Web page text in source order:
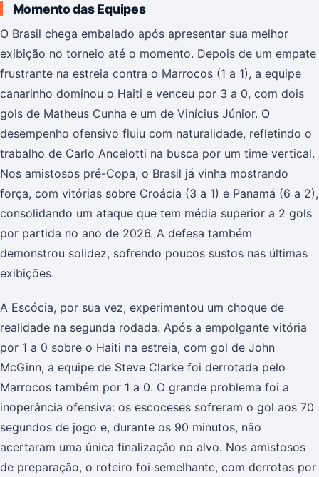
Momento das Equipes
O Brasil chega embalado após apresentar sua melhor
exibição no torneio até o momento. Depois de um empate
frustrante na estreia contra o Marrocos (1 a 1), a equipe
canarinho dominou o Haiti e venceu por 3 a 0, com dois
gols de Matheus Cunha e um de Vinícius Júnior. O
desempenho ofensivo fluiu com naturalidade, refletindo o
trabalho de Carlo Ancelotti na busca por um time vertical.
Nos amistosos pré-Copa, o Brasil já vinha mostrando
força, com vitórias sobre Croácia (3 a 1) e Panamá (6 a 2),
consolidando um ataque que tem média superior a 2 gols
por partida no ano de 2026. A defesa também
demonstrou solidez, sofrendo poucos sustos nas últimas
exibições.
A Escócia, por sua vez, experimentou um choque de
realidade na segunda rodada. Após a empolgante vitória
por 1 a 0 sobre o Haiti na estreia, com gol de John
McGinn, a equipe de Steve Clarke foi derrotada pelo
Marrocos também por 1 a 0. O grande problema foi a
inoperância ofensiva: os escoceses sofreram o gol aos 70
segundos de jogo e, durante os 90 minutos, não
acertaram uma única finalização no alvo. Nos amistosos
de preparação, o roteiro foi semelhante, com derrotas por